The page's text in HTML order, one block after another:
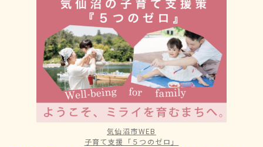
気仙沼市WEB
子育て支援「５つのゼロ」